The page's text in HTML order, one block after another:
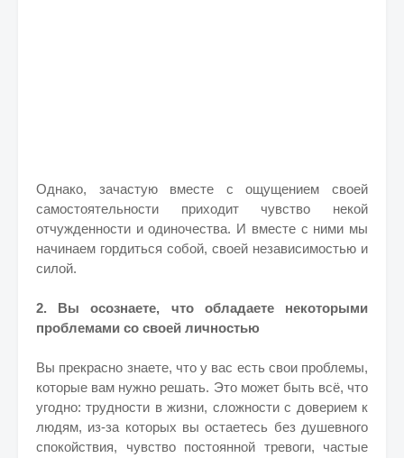
Однако, зачастую вместе с ощущением своей
самостоятельности приходит чувство некой
отчужденности и одиночества. И вместе с ними мы
начинаем гордиться собой, своей независимостью и
силой.
2. Вы осознаете, что обладаете некоторыми
проблемами со своей личностью
Вы прекрасно знаете, что у вас есть свои проблемы,
которые вам нужно решать. Это может быть всё, что
угодно: трудности в жизни, сложности с доверием к
людям, из-за которых вы остаетесь без душевного
спокойствия, чувство постоянной тревоги, частые